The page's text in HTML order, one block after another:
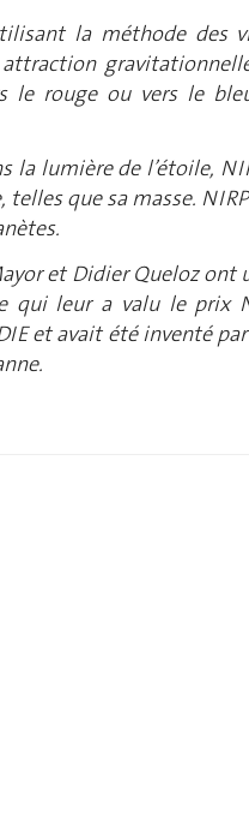
la méthode des
le rouge ou vers le
lumière de l’étoile,
que sa masse.
et Didier Queloz
qui leur a valu le prix
et avait été inventé